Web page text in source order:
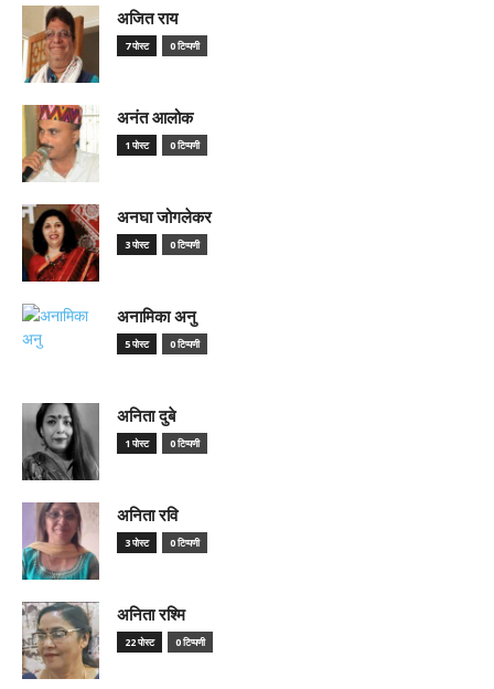
अजित राय
7 पोस्ट 0 टिप्पणी
अनंत आलोक
1 पोस्ट 0 टिप्पणी
अनघा जोगलेकर
3 पोस्ट 0 टिप्पणी
अनामिका अनु
5 पोस्ट 0 टिप्पणी
अनिता दुबे
1 पोस्ट 0 टिप्पणी
अनिता रवि
3 पोस्ट 0 टिप्पणी
अनिता रश्मि
22 पोस्ट 0 टिप्पणी